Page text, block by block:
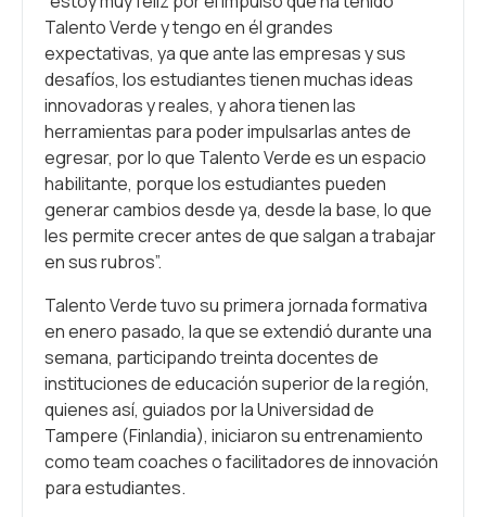
Talento Verde y tengo en él grandes
expectativas, ya que ante las empresas y sus
desafíos, los estudiantes tienen muchas ideas
innovadoras y reales, y ahora tienen las
herramientas para poder impulsarlas antes de
egresar, por lo que Talento Verde es un espacio
habilitante, porque los estudiantes pueden
generar cambios desde ya, desde la base, lo que
les permite crecer antes de que salgan a trabajar
en sus rubros”.
Talento Verde tuvo su primera jornada formativa
en enero pasado, la que se extendió durante una
semana, participando treinta docentes de
instituciones de educación superior de la región,
quienes así, guiados por la Universidad de
Tampere (Finlandia), iniciaron su entrenamiento
como team coaches o facilitadores de innovación
para estudiantes.